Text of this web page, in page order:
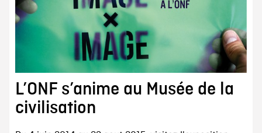
L’ONF s’anime au Musée de la
civilisation